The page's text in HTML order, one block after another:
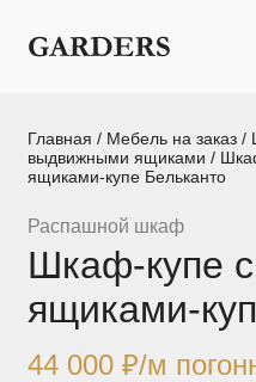
Шкафы-купе
Гостиные
Мебель в детскую
системы
хранения
Главная / Мебель на заказ /
выдвижными ящиками /
ящиками-купе Бельканто
Распашной шкаф
Шкаф-купе
ящиками-
44 000₽/м